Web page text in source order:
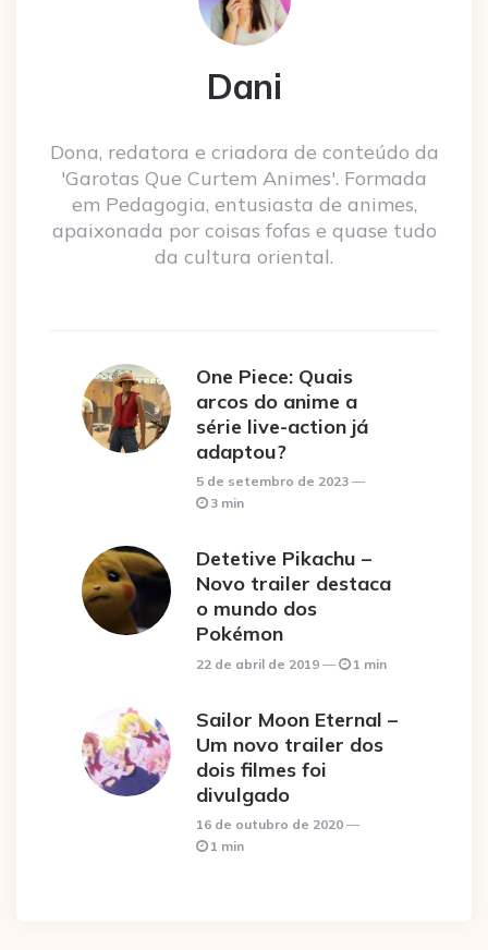
Dani
Dona, redatora e criadora de conteúdo da
'Garotas Que Curtem Animes'. Formada
em Pedagogia, entusiasta de animes,
apaixonada por coisas fofas e quase tudo
da cultura oriental.
One Piece: Quais
arcos do anime a
série live-action já
adaptou?
5 de setembro de 2023
3 min
Detetive Pikachu –
Novo trailer destaca
o mundo dos
Pokémon
22 de abril de 2019 1 min
Sailor Moon Eternal –
Um novo trailer dos
dois filmes foi
divulgado
16 de outubro de 2020
1 min